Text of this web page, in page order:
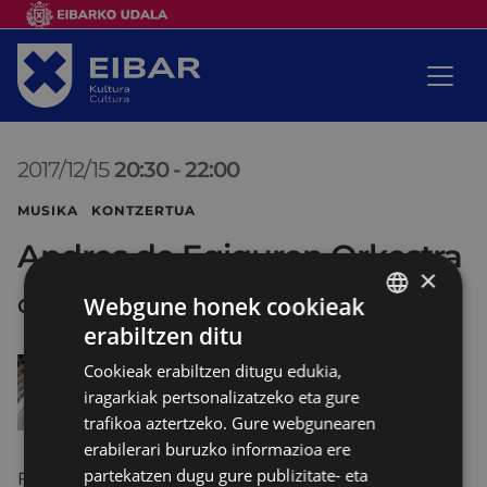
2017/12/15 20:30 -22:00
MUSIKA KONTZERTUA
Andres de Egiguren Orkestra
COLISEO Antzokia
Fallaren “El retablo de Maese Pedro” eta “El amor
×
Webgune honek cookieak
erabiltzen ditu
Cookieak erabiltzen ditugu edukia,
iragarkiak pertsonalizatzeko eta gure
trafikoa aztertzeko. Gure webgunearen
erabilerari buruzko informazioa ere
partekatzen dugu gure publizitate- eta